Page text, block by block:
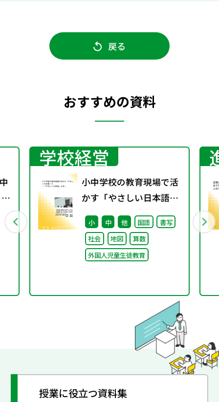
戻る
おすすめの資料
学校経営
小中学校の教育現場で活
かす「やさしい日本語」
① ～「やさしい日本語」
とは～
小 中 他 国語
書写
社会
地図
算数
外国人児童生徒教育
授業に役立つ資料集